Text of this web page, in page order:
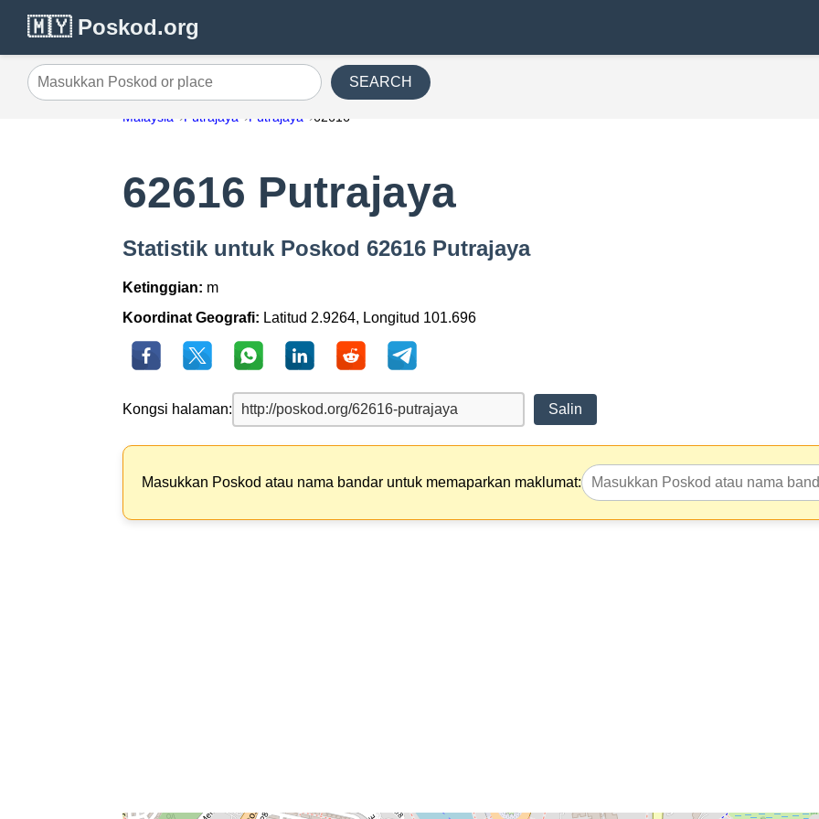
🇲🇾 Poskod.org
Masukkan Poskod or place SEARCH
Malaysia Putrajaya Putrajaya 62616
62616 Putrajaya
Statistik untuk Poskod 62616 Putrajaya
Ketinggian: m
Koordinat Geografi: Latitud 2.9264, Longitud 101.696
Kongsi halaman: Salin
Masukkan Poskod atau nama bandar untuk memaparkan maklumat: